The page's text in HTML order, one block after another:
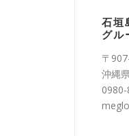
ー
石垣
グル
〒
沖縄